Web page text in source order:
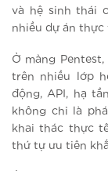
và hệ sinh thái
nhiều dự án thực
Ở mảng
trên nhiều lớp
động, API, hạ
không chỉ là
khai thác thực
thứ tự ưu tiên